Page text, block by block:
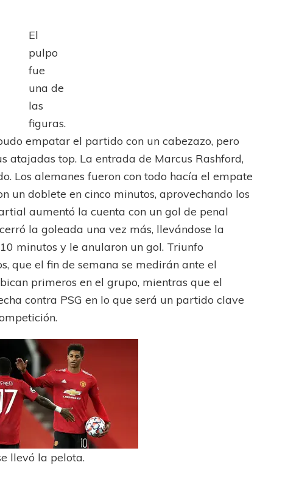
El
pulpo
fue
una de
las
figuras.
empatar el partido con un cabezazo, pero
atajadas top. La entrada de Marcus Rashford,
Los alemanes fueron con todo hacía el empate
un doblete en cinco minutos, aprovechando los
aumentó la cuenta con un gol de penal
la goleada una vez más, llevándose la
minutos y le anularon un gol. Triunfo
que el fin de semana se medirán ante el
primeros en el grupo, mientras que el
contra PSG en lo que será un partido clave
llevó la pelota.
Defendido
FEMENINO
AMATEUR
Estrella del Sur en el
FÚTBOL FEMENINO
LIGA DE LA COSTA
Las campeonas festejaron ante su gente